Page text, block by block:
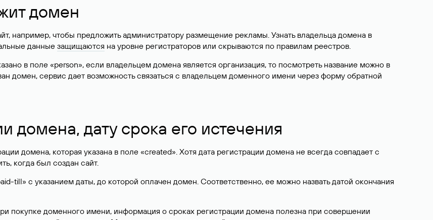
домен
например, чтобы предложить администратору размещение рекламы. Узнать владельца домена в
данные защищаются на уровне регистраторов или скрываются по правилам реестров.
в поле «person», если владельцем домена является организация, то посмотреть название можно в
домен, сервис дает возможность связаться с владельцем доменного имени через форму обратной
домена, дату срока его истечения
домена, которая указана в поле «created». Хотя дата регистрации домена не всегда совпадает с
когда был создан сайт.
till» с указанием даты, до которой оплачен домен. Соответственно, ее можно назвать датой окончания
покупке доменного имени, информация о сроках регистрации домена полезна при совершении